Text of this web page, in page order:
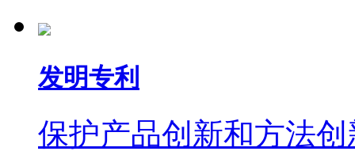
发明专利
保护产品创新和方法创